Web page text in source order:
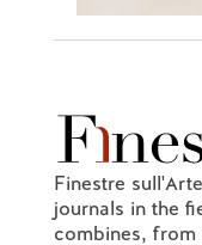
Finestre
journals in the
combines, from